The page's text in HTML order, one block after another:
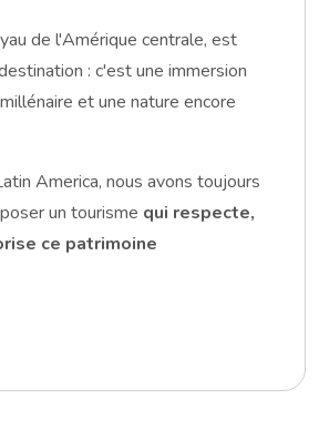
de l'Amérique centrale, est
: c'est une immersion
et une nature encore
America, nous avons toujours
un tourisme qui respecte,
ce patrimoine